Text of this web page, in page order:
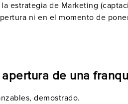
estrategia de Marketing
ni en el momento de
de una
demostrado.